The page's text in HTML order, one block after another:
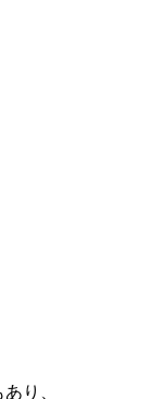
り、